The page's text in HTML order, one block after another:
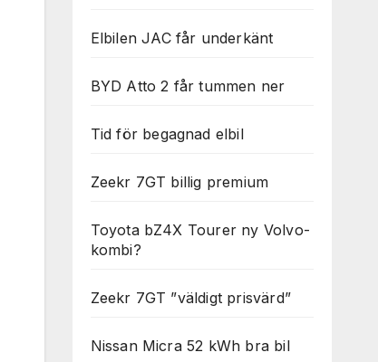
Elbilen JAC får underkänt
BYD Atto 2 får tummen ner
Tid för begagnad elbil
Zeekr 7GT billig premium
Toyota bZ4X Tourer ny Volvo-
kombi?
Zeekr 7GT ”väldigt prisvärd”
Nissan Micra 52 kWh bra bil